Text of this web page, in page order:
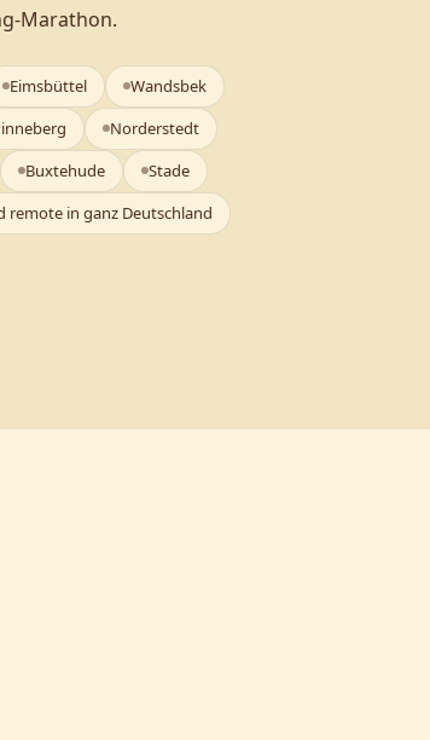
Marathon.
Eimsbüttel
Wandsbek
Norderstedt
Buxtehude
Stade
remote in ganz Deutschland